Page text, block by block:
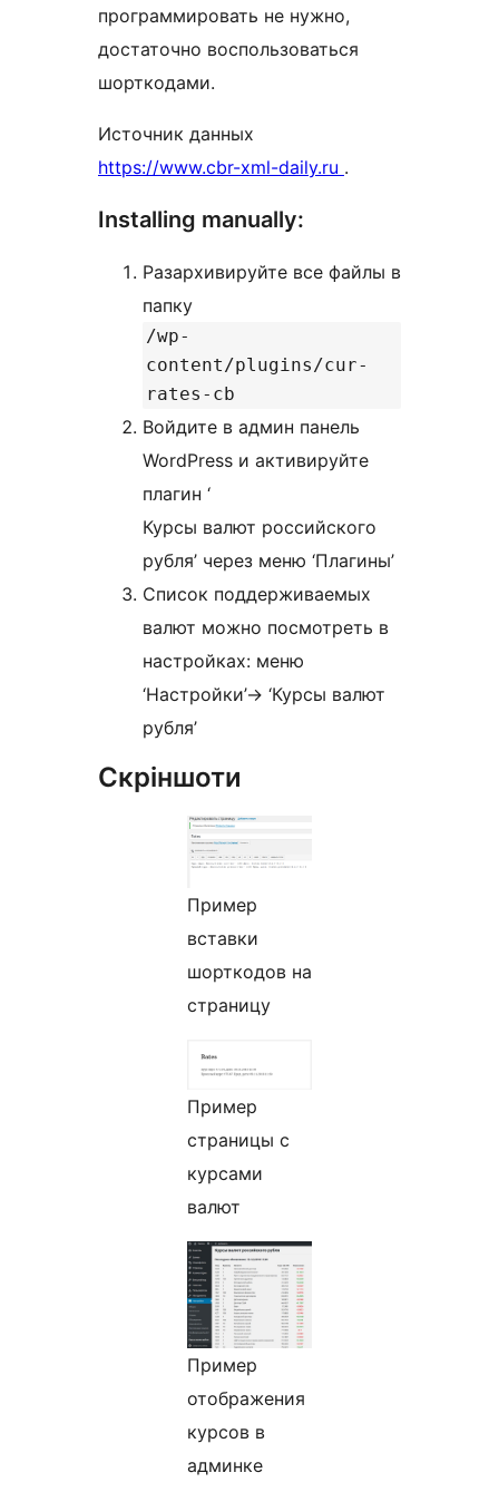
программировать не нужно,
достаточно воспользоваться
шорткодами.
Источник данных
https://www.cbr-xml-daily.ru .
Installing manually:
Разархивируйте все файлы в
папку
/wp-
content/plugins/cur-
rates-cb
Войдите в админ панель
WordPress и активируйте
плагин ‘
Курсы валют российского
рубля’ через меню ‘Плагины’
Список поддерживаемых
валют можно посмотреть в
настройках: меню
‘Настройки’-> ‘Курсы валют
рубля’
Скріншоти
Пример
вставки
шорткодов на
страницу
Пример
страницы с
курсами
валют
Пример
отображения
курсов в
админке